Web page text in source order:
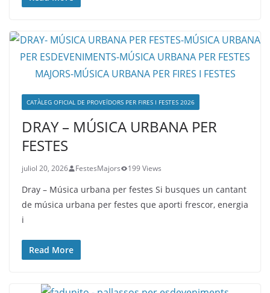
CATÀLEG OFICIAL DE PROVEÏDORS PER FIRES I FESTES 2026
DRAY – MÚSICA URBANA PER
FESTES
juliol 20, 2026 FestesMajors 199 Views
Dray – Música urbana per festes Si busques un cantant
de música urbana per festes que aporti frescor, energia
i
Read More